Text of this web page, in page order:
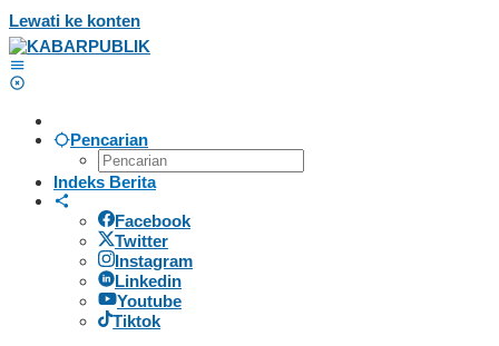
Lewati ke konten
Pencarian
Indeks Berita
Facebook
Twitter
Instagram
Linkedin
Youtube
Tiktok